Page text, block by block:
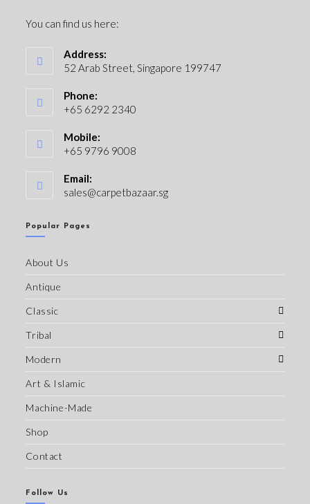
You can find us here:
Address:
52 Arab Street, Singapore 199747
Phone:
+65 6292 2340
Mobile:
+65 9796 9008
Email:
sales@carpetbazaar.sg
Popular Pages
About Us
Antique
Classic
Tribal
Modern
Art & Islamic
Machine-Made
Shop
Contact
Follow Us